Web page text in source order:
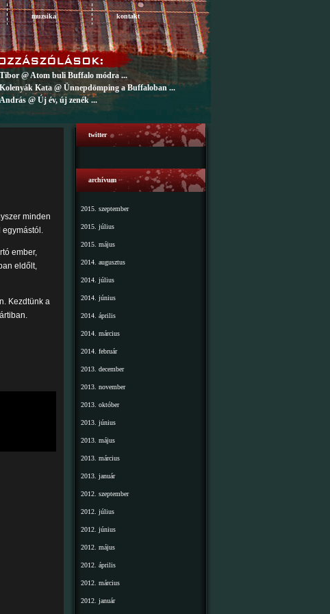
muzsika kontakt
Tibor @ Atom buli Buffalo módra ...
Kolenyák Kata @ Ünnepdömping a Buffaloban ...
András @ Új év, új zenék ...
minden
egymástól.
ember,
eldőlt,
Kezdtünk a
twitter
archívum
2015. szeptember
2015. július
2015. május
2014. augusztus
2014. július
2014. június
2014. április
2014. március
2014. február
2013. december
2013. november
2013. október
2013. június
2013. május
2013. március
2013. január
2012. szeptember
2012. július
2012. június
2012. május
2012. április
2012. március
2012. január